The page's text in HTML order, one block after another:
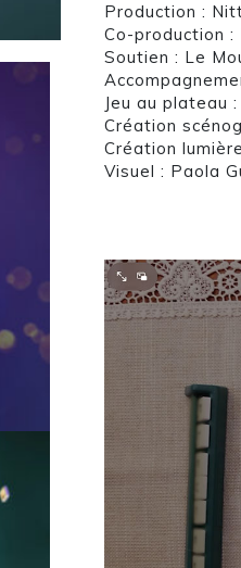
Production :
Co-production :
Soutien : Le
Jeu au plateau
Création
Création
Visuel : Paola